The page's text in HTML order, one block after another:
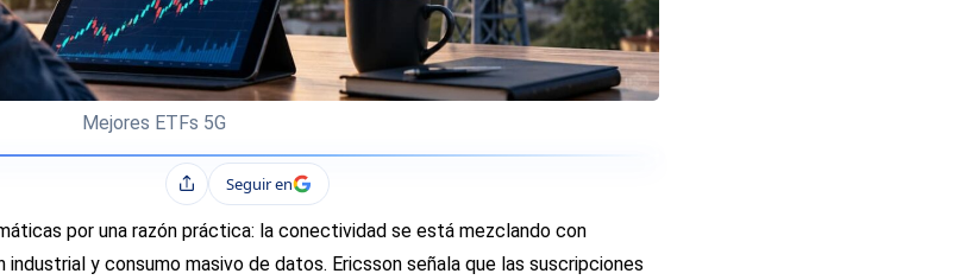
Mejores ETFs 5G
CompartirSeguir en
por una razón práctica: la conectividad se está mezclando con
y consumo masivo de datos. Ericsson señala que las suscripciones